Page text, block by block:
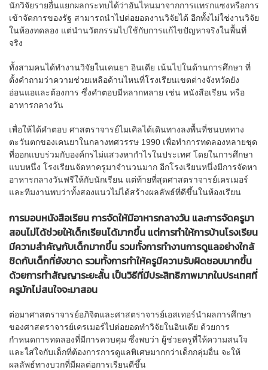
นักวิจัยรายอื่นแยกผลกระทบได้ว่าอันไหนมาจากการแทรกแซงหรือการ
เข้าจัดการของรัฐ สามารถนำไปต่อยอดงานวิจัยได้ อีกทั้งไม่ใช่งานวิจัย
ในห้องทดลอง แต่นำนวัตกรรมไปใช้กับการแก้ไขปัญหาจริงในพื้นที่
จริง
ทั้งสามคนได้ทำงานวิจัยในเคนยา อินเดีย เน้นไปในด้านการศึกษา ที่
ตั้งคำถามว่าความช่วยเหลือด้านไหนที่โรงเรียนเขตต่างจังหวัดยัง
อ่อนแอและต้องการ ซึ่งคำตอบมีหลากหลาย เช่น หนังสือเรียน หรือ
อาหารกลางวัน
เพื่อให้ได้คำตอบ ศาสตราจารย์ไมเคิลได้เดินทางลงพื้นที่ชนบททาง
ตะวันตกของเคนยาในกลางทศวรรษ 1990 เพื่อทำการทดลองหลายชุด
ที่ออกแบบร่วมกับองค์กรไม่แสวงหากำไรในประเทศ โดยในการศึกษา
แบบหนึ่ง โรงเรียนจัดหาครูมาจำนวนมาก อีกโรงเรียนหนึ่งมีการจัดหา
อาหารกลางวันฟรีให้กับนักเรียน แต่ท้ายที่สุดศาสตราจารย์เครเมอร์
และทีมงานพบว่าทั้งสองแนวไม่ได้สร้างผลลัพธ์ที่ดีขึ้นในห้องเรียน
การมอบหนังสือเรียน การจัดให้มีอาหารกลางวัน และการจัดครูมา
สอนไม่ได้ช่วยให้เด็กเรียนได้มากขึ้น แต่การทำให้การบ้านโรงเรียน
มีความสำคัญกับเด็กมากขึ้น รวมทั้งการทำงานการดูแลอย่างใกล้
ชิดกับเด็กที่ยังขาด รวมทั้งการทำให้ครูมีความรับผิดชอบมากขึ้น
ด้วยการทำสัญญาระยะสั้น เป็นวิธีที่มีประสิทธิภาพมากในประเทศที่
ครูมักไม่สนใจจะมาสอน
ต่อมาศาสตราจารย์อภิจิตและศาสตราจารย์เอสเทอร์นำผลการศึกษา
ของศาสตราจารย์เครเมอร์ไปต่อยอดทำวิจัยในอินเดีย ด้วยการ
กำหนดการทดลองที่มีการควบคุม ซึ่งพบว่า ผู้ช่วยครูที่ให้ความสนใจ
และใส่ใจกับเด็กที่ต้องการการดูแลพิเศษมากกว่าเด็กกลุ่มอื่น จะให้
ผลลัพธ์ทางบวกที่มีผลต่อการเรียนดีขึ้น